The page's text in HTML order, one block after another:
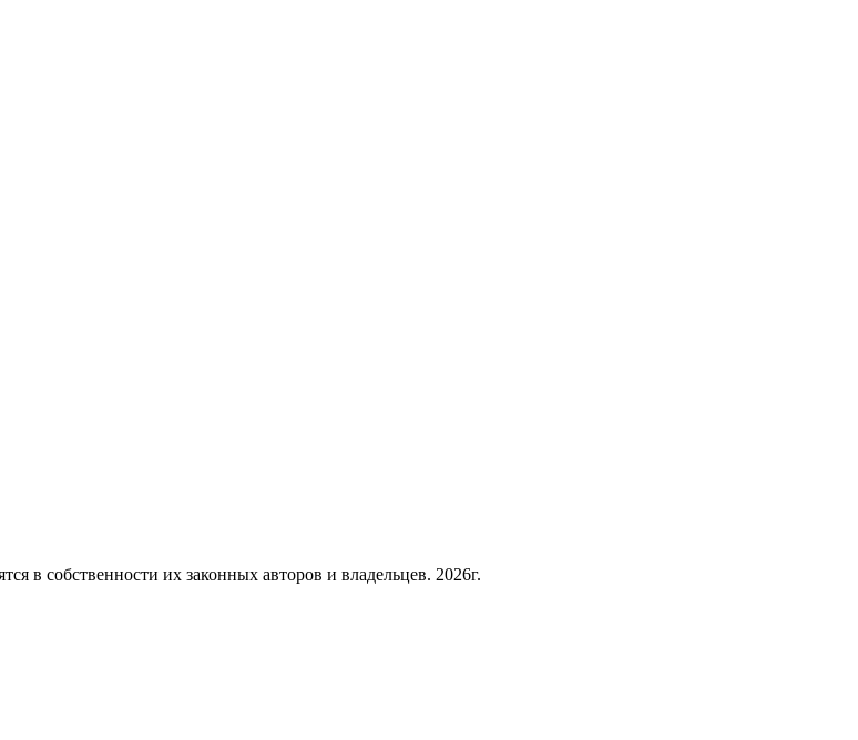
в собственности их законных авторов и владельцев. 2026г.